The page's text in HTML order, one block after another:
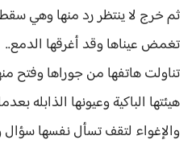
ثم خرج لا ينتظر رد منها وهي
تغمض عيناها وقد أغرقها الدمع..
تناولت هاتفها من جوراها وفتح
هيئتها الباكية وعيونها الذابله
والإغواء لتقف تسأل نفسها